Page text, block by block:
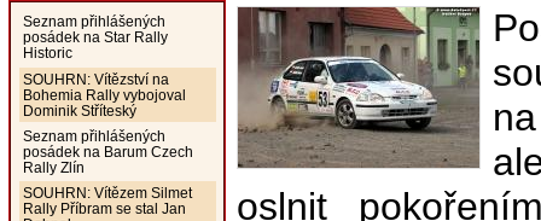
Seznam přihlášených
posádek na Star Rally
Historic
SOUHRN: Vítězství na
Bohemia Rally vybojoval
Dominik Stříteský
Seznam přihlášených
posádek na Barum Czech
Rally Zlín
SOUHRN: Vítězem Silmet
Rally Příbram se stal Jan
oslnit